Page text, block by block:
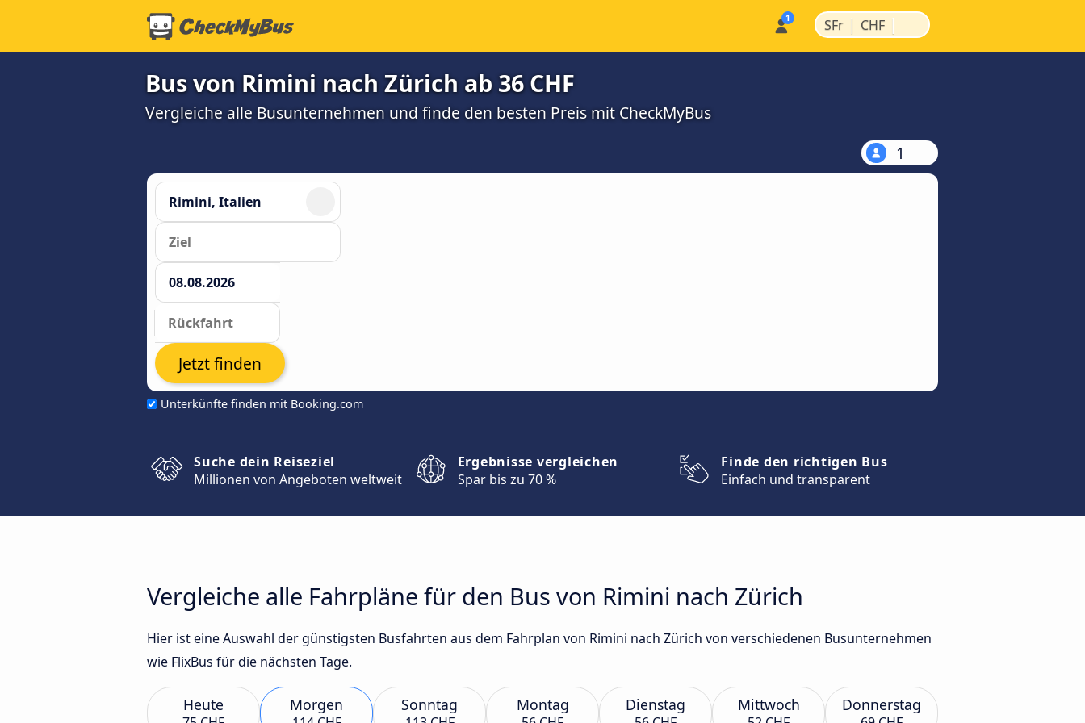
SFr | CHF |
Bus von Rimini nach Zürich ab 36 CHF
Vergleiche alle Busunternehmen und finde den besten Preis mit CheckMyBus
1
Unterkünfte finden mit Booking.com
Jetzt finden
Suche dein Reiseziel
Millionen von Angeboten weltweit
Ergebnisse vergleichen
Spar bis zu 70 %
Finde den richtigen Bus
Einfach und transparent
Vergleiche alle Fahrpläne für den Bus von Rimini nach Zürich
Hier ist eine Auswahl der günstigsten Busfahrten aus dem Fahrplan von Rimini nach Zürich von verschiedenen Busunternehmen
wie FlixBus für die nächsten Tage.
Heute Morgen Sonntag Montag Dienstag Mittwoch Donnerstag